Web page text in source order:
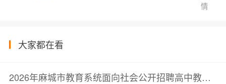
情
大家都在看
2026年麻城市教育系统面向社会公开招聘高中教师资格复审公告